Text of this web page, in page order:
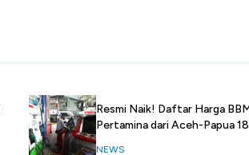
Resmi Naik! Daftar Harga
Pertamina dari Aceh-Papua
NEWS